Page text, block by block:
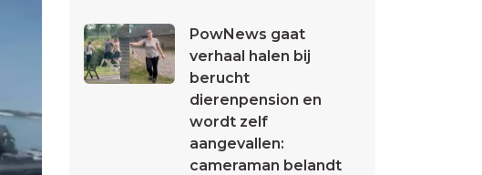
PowNews gaat
verhaal halen bij
berucht
dierenpension en
wordt zelf
aangevallen:
cameraman belandt